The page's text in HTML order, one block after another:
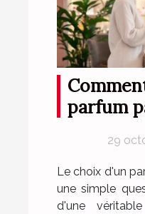
parfum
29
Le choix d'un
une simple
d'une